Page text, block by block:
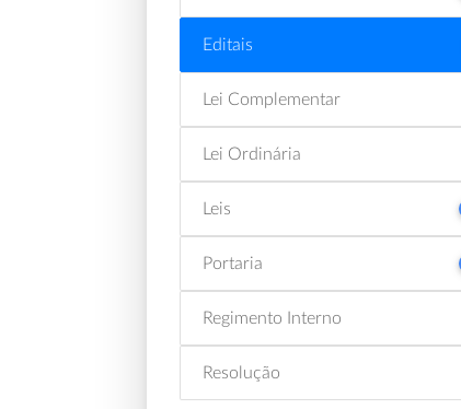
Editais
Lei Complementar
Lei Ordinária
Leis
Portaria
Regimento Interno
Resolução